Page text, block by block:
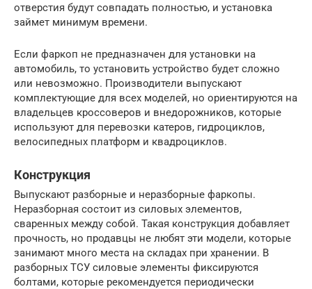
отверстия будут совпадать полностью, и установка
займет минимум времени.
Если фаркоп не предназначен для установки на
автомобиль, то установить устройство будет сложно
или невозможно. Производители выпускают
комплектующие для всех моделей, но ориентируются на
владельцев кроссоверов и внедорожников, которые
используют для перевозки катеров, гидроциклов,
велосипедных платформ и квадроциклов.
Конструкция
Выпускают разборные и неразборные фаркопы.
Неразборная состоит из силовых элементов,
сваренных между собой. Такая конструкция добавляет
прочность, но продавцы не любят эти модели, которые
занимают много места на складах при хранении. В
разборных ТСУ силовые элементы фиксируются
болтами, которые рекомендуется периодически